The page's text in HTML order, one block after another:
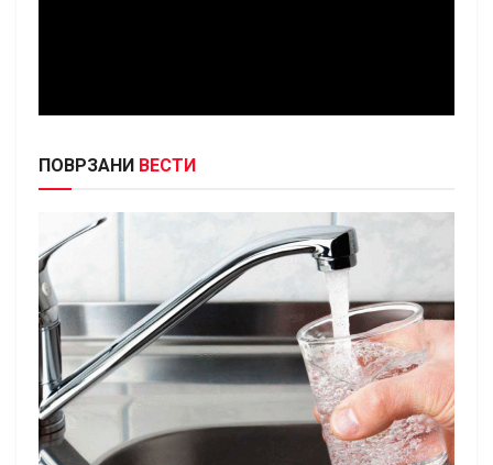
ПОВРЗАНИ ВЕСТИ